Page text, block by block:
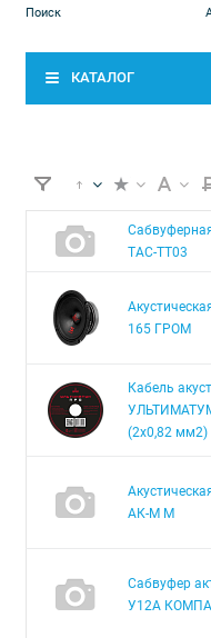
КАТАЛОГ
ТАС-ТТ03
165 ГРОМ
Кабель
(2х0,82 мм2)
АК-М М
Сабвуфер
У12А